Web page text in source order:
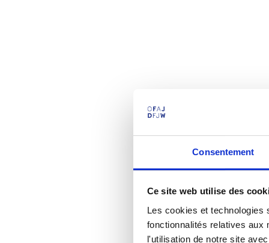
Consentement
Ce site web utilise des
Les cookies et technologies
fonctionnalités relatives aux
l'utilisation de notre site